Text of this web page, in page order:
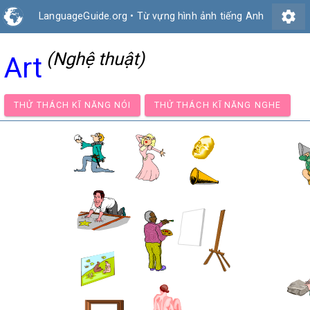
LanguageGuide.org • Từ vựng hình ảnh tiếng Anh settings
Art (Nghệ thuật)
THỬ THÁCH KĨ NĂNG NÓI THỬ THÁCH KĨ NĂNG